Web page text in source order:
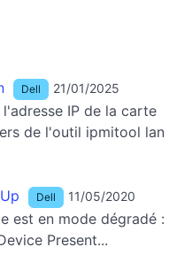
Dell 21/01/2025
IP de la carte
de l'outil ipmitool lan
Dell 11/05/2020
est en mode dégradé :
Present...